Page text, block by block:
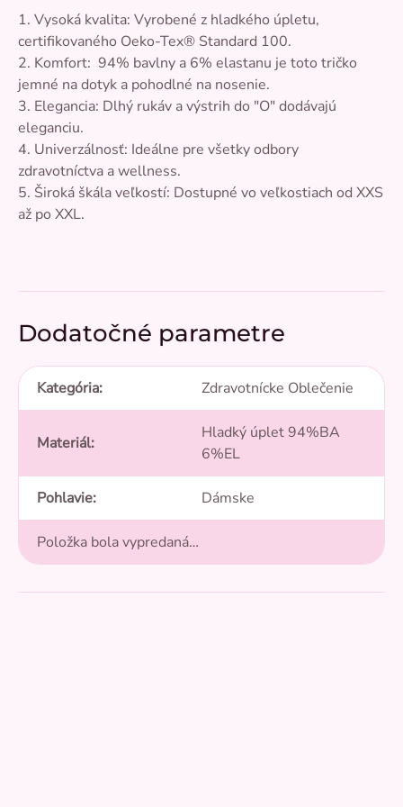
1. Vysoká kvalita: Vyrobené z hladkého úpletu,
certifikovaného Oeko-Tex® Standard 100.
2. Komfort: 94% bavlny a 6% elastanu je toto tričko
jemné na dotyk a pohodlné na nosenie.
3. Elegancia: Dlhý rukáv a výstrih do "O" dodávajú
eleganciu.
4. Univerzálnosť: Ideálne pre všetky odbory
zdravotníctva a wellness.
5. Široká škála veľkostí: Dostupné vo veľkostiach od XXS
až po XXL.
Dodatočné parametre
Kategória: Zdravotnícke Oblečenie
Materiál:
Hladký úplet 94%BA
6%EL
Pohlavie: Dámske
Položka bola vypredaná…